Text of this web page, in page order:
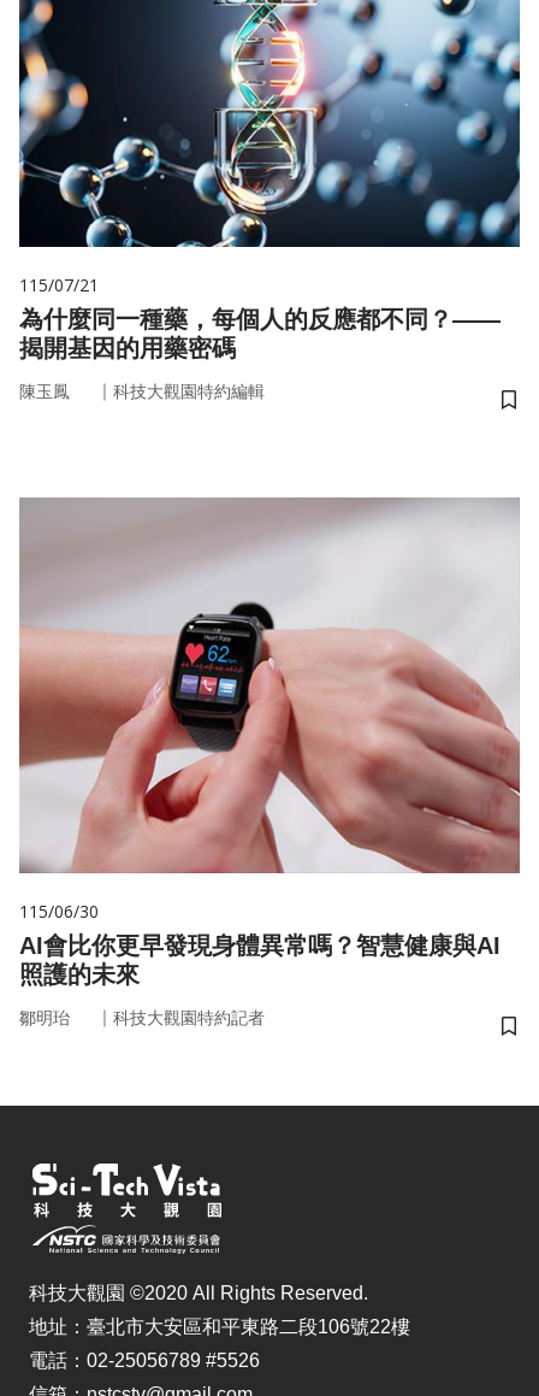
115/07/21
為什麼同一種藥，每個人的反應都不同？——
揭開基因的用藥密碼
陳玉鳳 ｜ 科技大觀園特約編輯
儲
115/06/30
AI會比你更早發現身體異常嗎？智慧健康與AI
照護的未來
鄒明珆 ｜ 科技大觀園特約記者
儲
科技大觀園 ©2020 All Rights Reserved.
地址：臺北市大安區和平東路二段106號22樓
電話：02-25056789 #5526